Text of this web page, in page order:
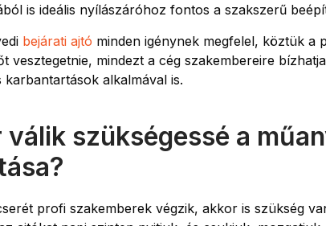
is ideális nyílászáróhoz fontos a szakszerű
bejárati ajtó minden igénynek megfelel, köztük a
vesztegetnie, mindezt a cég szakembereire
karbantartások alkalmával is.
válik szükségessé a
profi szakemberek végzik, akkor is szükség